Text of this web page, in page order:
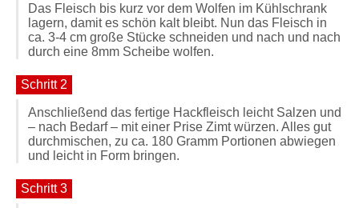
Das Fleisch bis kurz vor dem Wolfen im Kühlschrank
lagern, damit es schön kalt bleibt. Nun das Fleisch in
ca. 3-4 cm große Stücke schneiden und nach und nach
durch eine 8mm Scheibe wolfen.
Schritt 2
Anschließend das fertige Hackfleisch leicht Salzen und
– nach Bedarf – mit einer Prise Zimt würzen. Alles gut
durchmischen, zu ca. 180 Gramm Portionen abwiegen
und leicht in Form bringen.
Schritt 3